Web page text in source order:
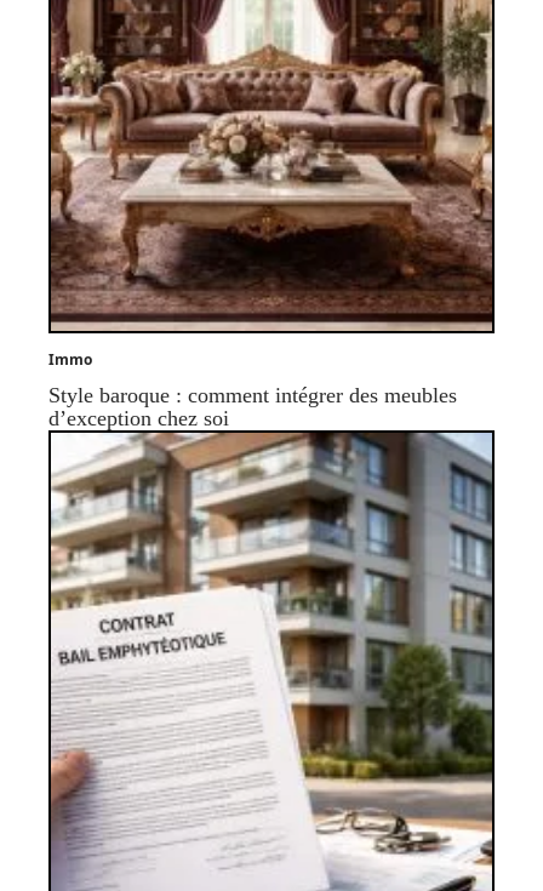
Immo
Style baroque : comment intégrer des meubles
d’exception chez soi